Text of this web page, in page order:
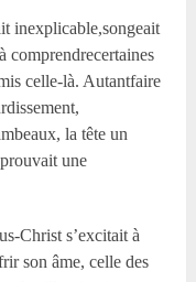
inexplicable,songeait
comprendrecertaines
celle-là. Autantfaire
la tête un
une
Christ s’excitait à
son âme, celle des